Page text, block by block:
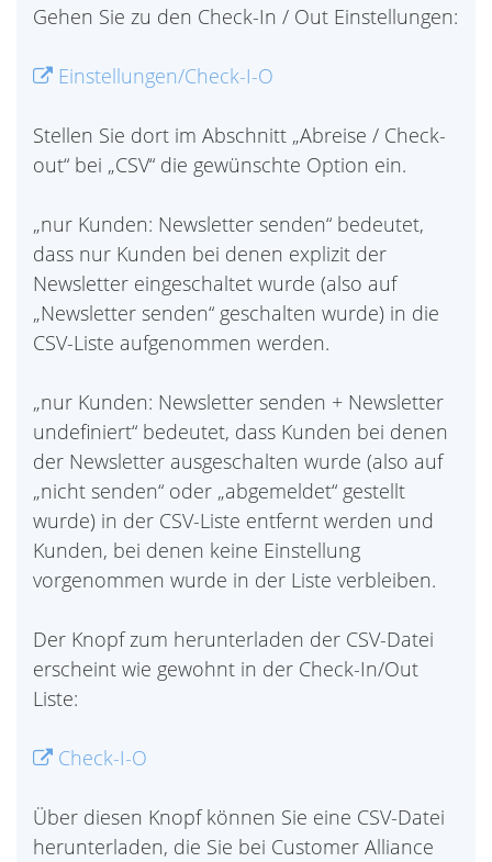
Gehen Sie zu den Check-In / Out Einstellungen:
Einstellungen/Check-I-O
Stellen Sie dort im Abschnitt „Abreise / Check-
out“ bei „CSV“ die gewünschte Option ein.
„nur Kunden: Newsletter senden“ bedeutet,
dass nur Kunden bei denen explizit der
Newsletter eingeschaltet wurde (also auf
„Newsletter senden“ geschalten wurde) in die
CSV-Liste aufgenommen werden.
„nur Kunden: Newsletter senden + Newsletter
undefiniert“ bedeutet, dass Kunden bei denen
der Newsletter ausgeschalten wurde (also auf
„nicht senden“ oder „abgemeldet“ gestellt
wurde) in der CSV-Liste entfernt werden und
Kunden, bei denen keine Einstellung
vorgenommen wurde in der Liste verbleiben.
Der Knopf zum herunterladen der CSV-Datei
erscheint wie gewohnt in der Check-In/Out
Liste:
Check-I-O
Über diesen Knopf können Sie eine CSV-Datei
herunterladen, die Sie bei Customer Alliance